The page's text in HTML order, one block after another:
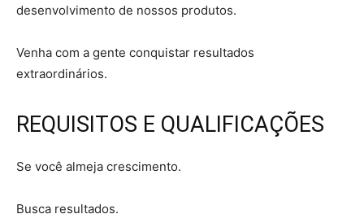
desenvolvimento de nossos produtos.
Venha com a gente conquistar resultados
extraordinários.
REQUISITOS E QUALIFICAÇÕES
Se você almeja crescimento.
Busca resultados.